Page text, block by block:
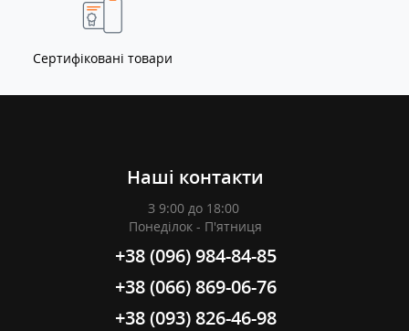
Сертифіковані товари
Наші контакти
З 9:00 до 18:00
Понеділок - П'ятниця
+38 (096) 984-84-85
+38 (066) 869-06-76
+38 (093) 826-46-98